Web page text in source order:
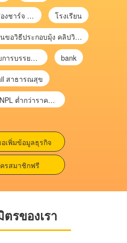
-or-1304 ยี่ห้อเครื่องชาร์จ chargecore โรงเรียน
ฉันขอวิธีประกอบมุ้ง คลิปวิดีโอ การประกอบมุ้ง
เอกสารประกอบการบรรยาย การประเมินความเสี่ยงเพื่อวางแผนการตรวจสอบ \ bank
สาธารณสุข
ซื้อทรัพย์ NPL ต่ำกว่าราคาตลาด 30-70% แบบไม่ต้องไปประมูล”
เพิ่มข้อมูลธุรกิจ
รสมาชิกฟรี
รของเรา